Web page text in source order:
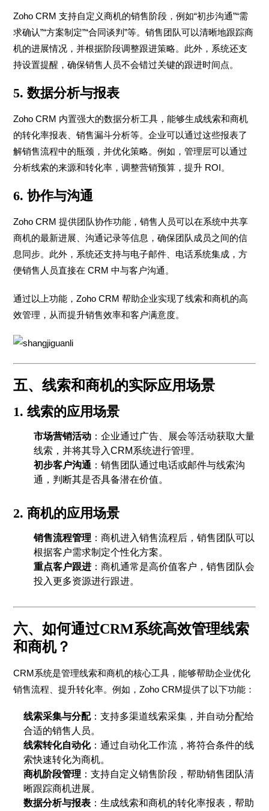
Zoho CRM 支持自定义商机的销售阶段，例如“初步沟通”“需
求确认”“方案制定”“合同谈判”等。销售团队可以清晰地跟踪商
机的进展情况，并根据阶段调整跟进策略。此外，系统还支
持设置提醒，确保销售人员不会错过关键的跟进时间点。
5.数据分析与报表
Zoho CRM 内置强大的数据分析工具，能够生成线索和商机
的转化率报表、销售漏斗分析等。企业可以通过这些报表了
解销售流程中的瓶颈，并优化策略。例如，管理层可以通过
分析线索的来源和转化率，调整营销预算，提升 ROI。
6.协作与沟通
Zoho CRM 提供团队协作功能，销售人员可以在系统中共享
商机的最新进展、沟通记录等信息，确保团队成员之间的信
息同步。此外，系统还支持与电子邮件、电话系统集成，方
便销售人员直接在 CRM 中与客户沟通。
通过以上功能，Zoho CRM 帮助企业实现了线索和商机的高
效管理，从而提升销售效率和客户满意度。
五、线索和商机的实际应用场景
1.线索的应用场景
市场营销活动 ：企业通过广告、展会等活动获取大量
线索，并将其导入CRM系统进行管理。
初步客户沟通 ：销售团队通过电话或邮件与线索沟
通，判断其是否具备潜在价值。
2.商机的应用场景
销售流程管理 ：商机进入销售流程后，销售团队可以
根据客户需求制定个性化方案。
重点客户跟进 ：商机通常是高价值客户，销售团队会
投入更多资源进行跟进。
六、如何通过CRM系统高效管理线索
和商机？
CRM系统是管理线索和商机的核心工具，能够帮助企业优化
销售流程、提升转化率。例如，Zoho CRM提供了以下功能：
线索采集与分配：支持多渠道线索采集，并自动分配给
合适的销售人员。
线索转化自动化：通过自动化工作流，将符合条件的线
索快速转化为商机。
商机阶段管理 ：支持自定义销售阶段，帮助销售团队清
晰跟踪商机进展。
数据分析与报表 ：生成线索和商机的转化率报表，帮助